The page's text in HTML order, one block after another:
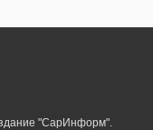
"СарИнформ".